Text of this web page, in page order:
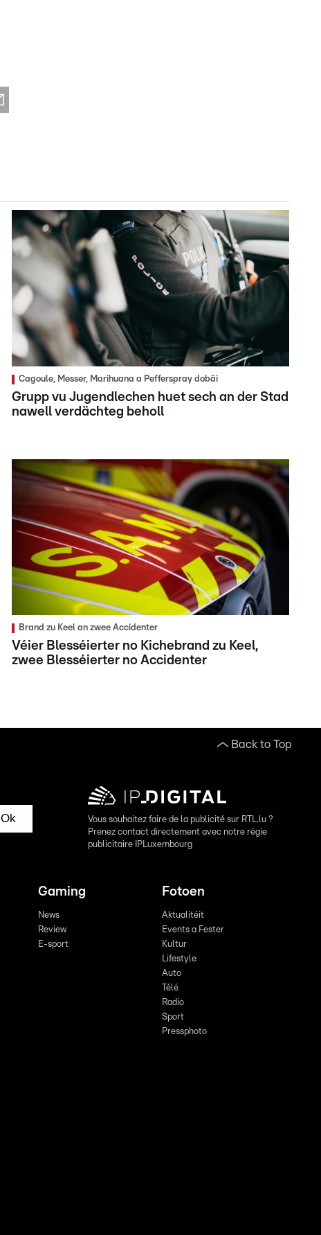
Cagoule, Messer, Marihuana a Pefferspray dobäi
Grupp vu Jugendlechen huet sech an der Stad
nawell verdächteg beholl
Brand zu Keel an zwee Accidenter
Véier Blesséierter no Kichebrand zu Keel,
zwee Blesséierter no Accidenter
Back to Top
Ok
Vous souhaitez faire de la publicité sur RTL.lu ?
Prenez contact directement avec notre régie
publicitaire IPLuxembourg
Gaming
News
Review
E-sport
Fotoen
Aktualitéit
Events a Fester
Kultur
Lifestyle
Auto
Télé
Radio
Sport
Pressphoto